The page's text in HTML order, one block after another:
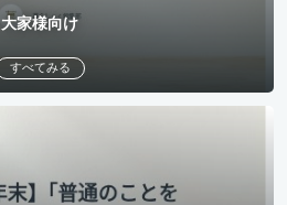
大家様向け
すべてみる